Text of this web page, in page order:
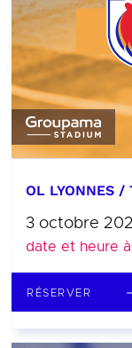
OL LYONNES /
3 octobre
date et heure
RÉSERVER